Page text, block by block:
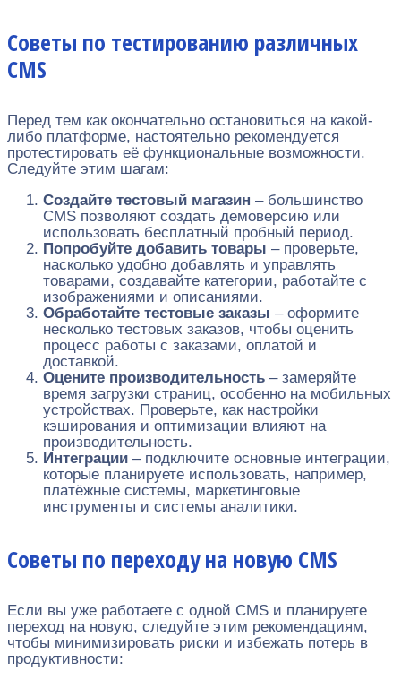
Советы по тестированию различных
CMS
Перед тем как окончательно остановиться на какой-
либо платформе, настоятельно рекомендуется
протестировать её функциональные возможности.
Следуйте этим шагам:
Создайте тестовый магазин – большинство
CMS позволяют создать демоверсию или
использовать бесплатный пробный период.
Попробуйте добавить товары – проверьте,
насколько удобно добавлять и управлять
товарами, создавайте категории, работайте с
изображениями и описаниями.
Обработайте тестовые заказы – оформите
несколько тестовых заказов, чтобы оценить
процесс работы с заказами, оплатой и
доставкой.
Оцените производительность – замеряйте
время загрузки страниц, особенно на мобильных
устройствах. Проверьте, как настройки
кэширования и оптимизации влияют на
производительность.
Интеграции – подключите основные интеграции,
которые планируете использовать, например,
платёжные системы, маркетинговые
инструменты и системы аналитики.
Советы по переходу на новую CMS
Если вы уже работаете с одной CMS и планируете
переход на новую, следуйте этим рекомендациям,
чтобы минимизировать риски и избежать потерь в
продуктивности: